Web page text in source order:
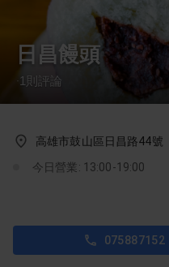
日昌饅頭
· 1 則評論
高雄市鼓山區日昌路44號
今日營業: 13:00-19:00
075887152